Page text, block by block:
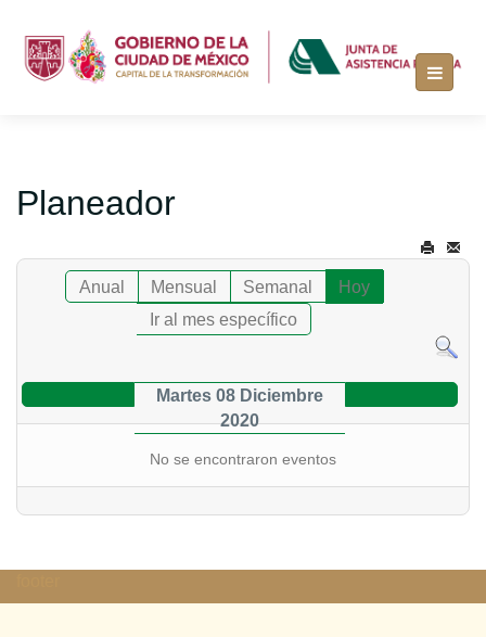
Planeador
Anual Mensual Semanal
Hoy
Ir al mes específico
Martes 08 Diciembre
2020
No se encontraron eventos